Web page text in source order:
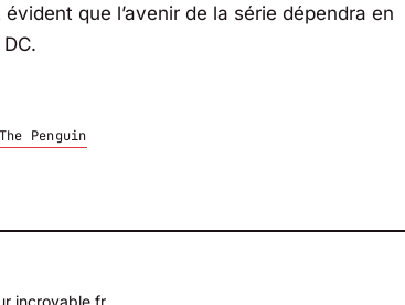
que l’avenir de la série dépendra en
The Penguin
incroyable.fr.